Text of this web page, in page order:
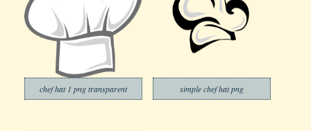
chef hat 1 png transparent simple chef hat png